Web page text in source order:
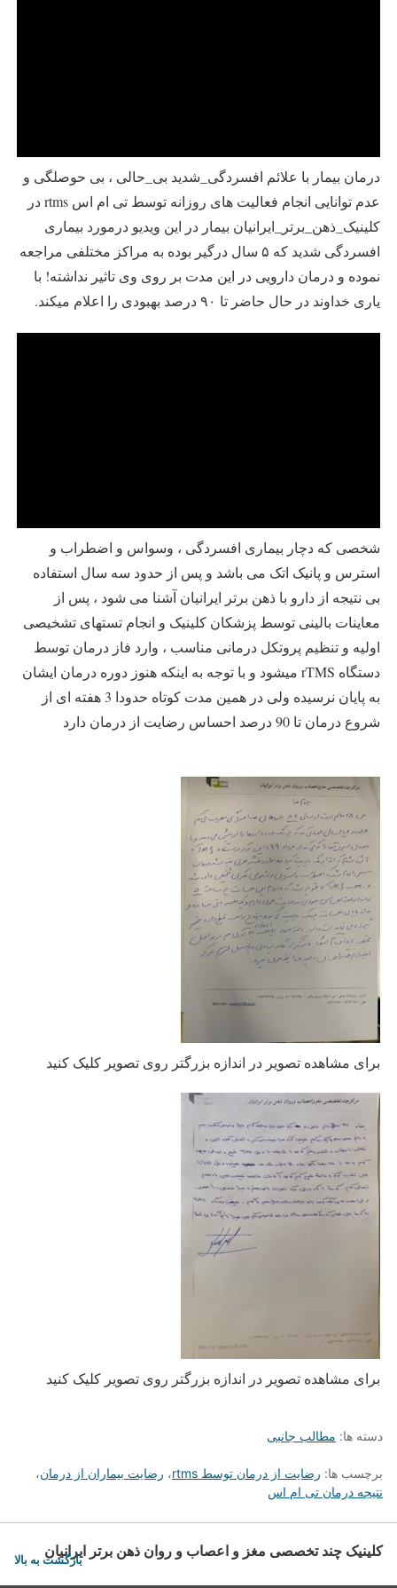
درمان بیمار با علائم افسردگی_شدید بی_حالی ، بی حوصلگی و
عدم توانایی انجام فعالیت های روزانه توسط تی ام اس rtms در
کلینیک_ذهن_برتر_ایرانیان بیمار در این ویدیو در‌مورد بیماری
افسردگی شدید که ۵ سال درگیر بوده به مراکز مختلفی مراجعه
نموده و درمان دارویی در این مدت بر روی وی تاثیر نداشته! با
یاری خداوند در حال حاضر تا ۹۰ درصد بهبودی را اعلام میکند.
شخصی که دچار بیماری افسردگی ، وسواس و اضطراب و
استرس و پانیک اتک می باشد و پس از حدود سه سال استفاده
بی نتیجه از دارو با ذهن برتر ایرانیان آشنا می شود ، پس از
معاینات بالینی توسط پزشکان کلینیک و انجام تستهای تشخیصی
اولیه و تنظیم پروتکل درمانی مناسب ، وارد فاز درمان توسط
دستگاه rTMS میشود و با توجه به اینکه هنوز دوره درمان ایشان
به پایان نرسیده ولی در همین مدت کوتاه حدودا 3 هفته ای از
شروع درمان تا 90 درصد احساس رضایت از درمان دارد
برای مشاهده تصویر در اندازه بزرگتر روی تصویر کلیک کنید
برای مشاهده تصویر در اندازه بزرگتر روی تصویر کلیک کنید
دسته ها: مطالب جانبی
برچسب ها: رضایت از درمان توسط rtms ، رضایت بیماران از درمان،
نتیجه درمان تی ام اس
کلینیک چند تخصصی مغز و اعصاب و روان ذهن برتر ایرانیان
بازگشت به بالا